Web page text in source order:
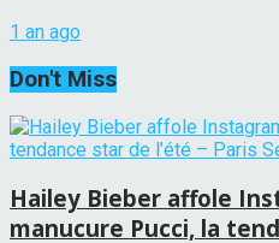
1 an ago
Don't Miss
Hailey Bieber affole
manucure Pucci, la